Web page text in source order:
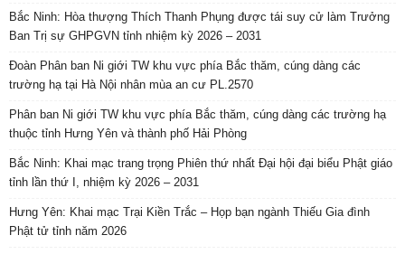
Bắc Ninh: Hòa thượng Thích Thanh Phụng được tái suy cử làm Trưởng
Ban Trị sự GHPGVN tỉnh nhiệm kỳ 2026 – 2031
Đoàn Phân ban Ni giới TW khu vực phía Bắc thăm, cúng dàng các
trường hạ tại Hà Nội nhân mùa an cư PL.2570
Phân ban Ni giới TW khu vực phía Bắc thăm, cúng dàng các trường hạ
thuộc tỉnh Hưng Yên và thành phố Hải Phòng
Bắc Ninh: Khai mạc trang trọng Phiên thứ nhất Đại hội đại biểu Phật giáo
tỉnh lần thứ I, nhiệm kỳ 2026 – 2031
Hưng Yên: Khai mạc Trại Kiền Trắc – Họp bạn ngành Thiếu Gia đình
Phật tử tỉnh năm 2026